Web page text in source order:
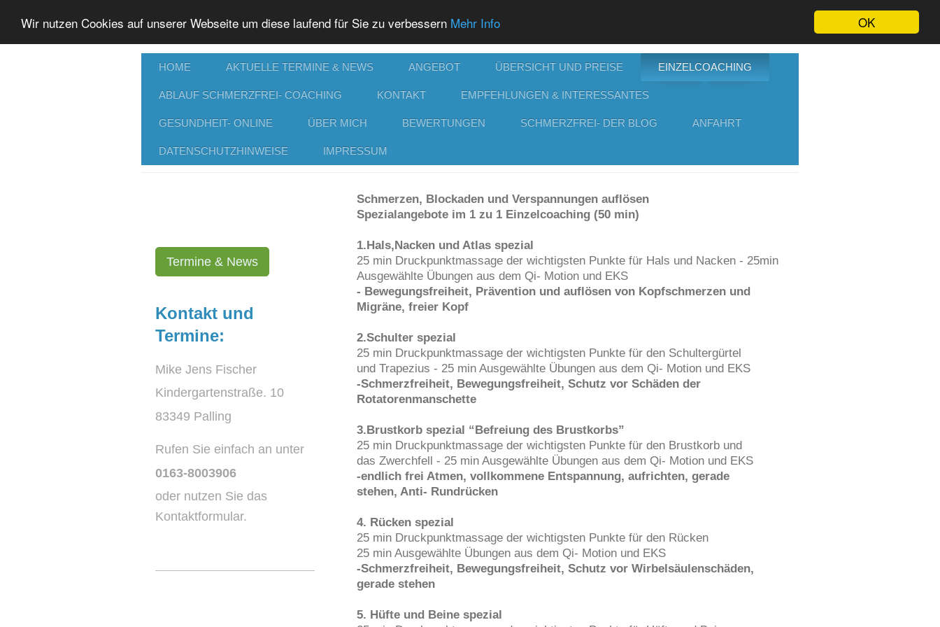
OK
Wir nutzen Cookies auf unserer Webseite um diese laufend für Sie zu verbessern Mehr Info
HOME AKTUELLE TERMINE & NEWS ANGEBOT ÜBERSICHT UND PREISE EINZELCOACHING
ABLAUF SCHMERZFREI- COACHING KONTAKT EMPFEHLUNGEN & INTERESSANTES
GESUNDHEIT- ONLINE ÜBER MICH BEWERTUNGEN SCHMERZFREI- DER BLOG ANFAHRT
DATENSCHUTZHINWEISE IMPRESSUM
Schmerzen, Blockaden und Verspannungen auflösen
Spezialangebote im 1 zu 1 Einzelcoaching (50 min)
1.Hals,Nacken und Atlas spezial
25 min Druckpunktmassage der wichtigsten Punkte für Hals und Nacken - 25min
Ausgewählte Übungen aus dem Qi- Motion und EKS
- Bewegungsfreiheit, Prävention und auflösen von Kopfschmerzen und
Migräne, freier Kopf
2.Schulter spezial
25 min Druckpunktmassage der wichtigsten Punkte für den Schultergürtel
und Trapezius - 25 min Ausgewählte Übungen aus dem Qi- Motion und EKS
-Schmerzfreiheit, Bewegungsfreiheit, Schutz vor Schäden der
Rotatorenmanschette
3.Brustkorb spezial “Befreiung des Brustkorbs”
25 min Druckpunktmassage der wichtigsten Punkte für den Brustkorb und
das Zwerchfell - 25 min Ausgewählte Übungen aus dem Qi- Motion und EKS
-endlich frei Atmen, vollkommene Entspannung, aufrichten, gerade
stehen, Anti- Rundrücken
4. Rücken spezial
25 min Druckpunktmassage der wichtigsten Punkte für den Rücken
25 min Ausgewählte Übungen aus dem Qi- Motion und EKS
-Schmerzfreiheit, Bewegungsfreiheit, Schutz vor Wirbelsäulenschäden,
gerade stehen
5. Hüfte und Beine spezial
Termine & News
Kontakt und
Termine:
Mike Jens Fischer
Kindergartenstraße. 10
83349 Palling
Rufen Sie einfach an unter
0163-8003906
oder nutzen Sie das
Kontaktformular.